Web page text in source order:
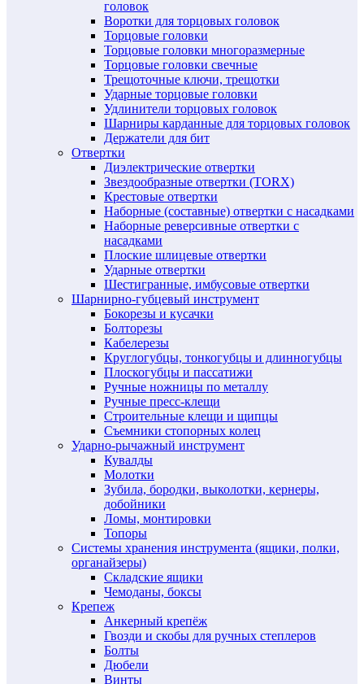
головок
Воротки для торцовых головок
Торцовые головки
Торцовые головки многоразмерные
Торцовые головки свечные
Трещоточные ключи, трещотки
Ударные торцовые головки
Удлинители торцовых головок
Шарниры карданные для торцовых головок
Держатели для бит
Отвертки
Диэлектрические отвертки
Звездообразные отвертки (TORX)
Крестовые отвертки
Наборные (составные) отвертки с насадками
Наборные реверсивные отвертки с
насадками
Плоские шлицевые отвертки
Ударные отвертки
Шестигранные, имбусовые отвертки
Шарнирно-губцевый инструмент
Бокорезы и кусачки
Болторезы
Кабелерезы
Круглогубцы, тонкогубцы и длинногубцы
Плоскогубцы и пассатижи
Ручные ножницы по металлу
Ручные пресс-клещи
Строительные клещи и щипцы
Съемники стопорных колец
Ударно-рычажный инструмент
Кувалды
Молотки
Зубила, бородки, выколотки, кернеры,
добойники
Ломы, монтировки
Топоры
Системы хранения инструмента (ящики, полки,
органайзеры)
Складские ящики
Чемоданы, боксы
Крепеж
Анкерный крепёж
Гвозди и скобы для ручных степлеров
Болты
Дюбели
Винты